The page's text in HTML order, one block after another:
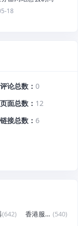
18
评论总数
0
页面总数
12
链接总数
6
(642) 香港服务器 (540)